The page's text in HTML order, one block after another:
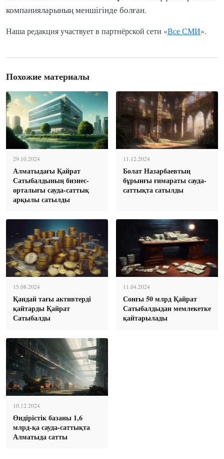
компанияларының меншігінде болған.
Наша редакция участвует в партнёрской сети «Все СМИ».
Похожие материалы
29.10.2024
Алматыдағы Қайрат
Сатыбалдының бизнес-
орталығы сауда-саттық
арқылы сатылды
11.12.2024
Болат Назарбаевтың
бұрынғы ғимараты сауда-
саттықта сатылды
15.08.2024
Қандай тағы активтерді
қайтарды Қайрат
Сатыбалды
11.04.2024
Сонғы 50 млрд Қайрат
Сатыбалдыдан мемлекетке
қайтарылады
10.12.2024
Өндірістік базаны 1,6
млрд-қа сауда-саттықта
Алматыда сатты